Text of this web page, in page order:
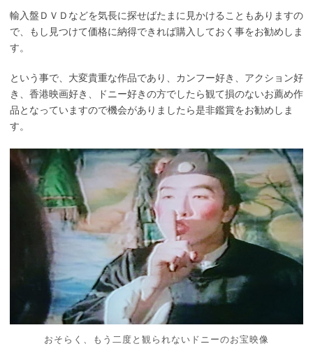
輸入盤ＤＶＤなどを気長に探せばたまに見かけることもありますの
で、もし見つけて価格に納得できれば購入しておく事をお勧めしま
す。
という事で、大変貴重な作品であり、カンフー好き、アクション好
き、香港映画好き、ドニー好きの方でしたら観て損のないお薦め作
品となっていますので機会がありましたら是非鑑賞をお勧めしま
す。
おそらく、もう二度と観られないドニーのお宝映像